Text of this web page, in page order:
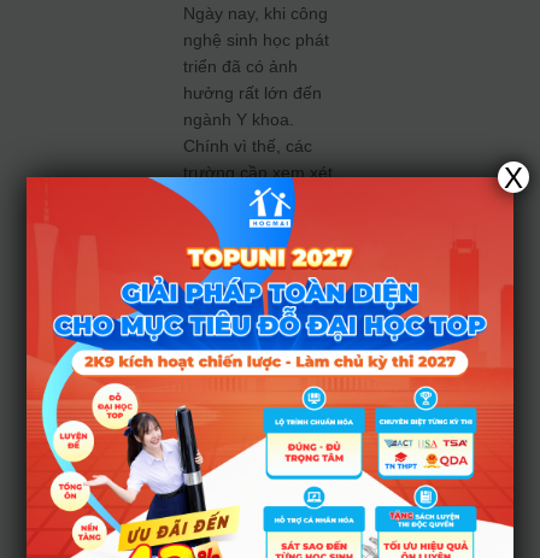
Ngày nay, khi công
nghệ sinh học phát
triển đã có ảnh
hưởng rất lớn đến
ngành Y khoa.
Chính vì thế, các
trường cần xem xét
kỹ lưỡng việc thay
đổi và bổ sung khi
xét tuyển các tổ
hợp.
Ông Dũng cho
rằng, môn Sinh học
là môn gần nhất với
ngành Y khoa và
đóng vai trò quan
trọng nhất. Với môn
tiếng Anh thì chỉ
dùng để cộng điểm
ưu tiên chứ không
X